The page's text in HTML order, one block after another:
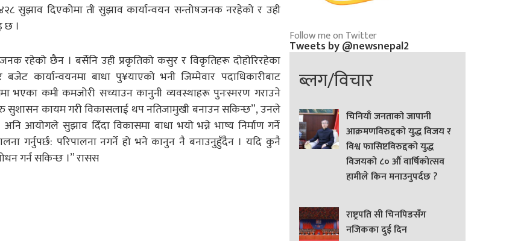
सुझाव दिएकोमा ती सुझाव कार्यान्वयन सन्तोषजनक नरहेको र उही
छ ।
रहेको छैन । बर्सेनि उही प्रकृतिको कसुर र विकृतिहरू दोहोरिरहेका
कार्यान्वयनमा बाधा पु¥याएको भनी जिम्मेवार पदाधिकारीबाट
भएका कमी कमजोरी सच्याउन कानुनी व्यवस्थाहरू पुनःस्मरण गराउने
सुशासन कायम गरी विकासलाई थप नतिजामुखी बनाउन सकिन्छ”, उनले
आयोगले सुझाव दिँदा विकासमा बाधा भयो भन्ने भाष्य निर्माण गर्ने
गर्नुपर्छ: परिपालना नगर्ने हो भने कानुन नै बनाउनुहुँदैन । यदि कुनै
गर्न सकिन्छ ।” रासस
Follow me on Twitter
Tweets by @newsnepal2
ब्लग/विचार
चिनियाँ जनताको जापानी
आक्रमणविरुद्दको युद्ध विजय र
विश्व फासिष्टविरुद्दको युद्ध
विजयको ८० औं वार्षिकोत्सव
हामीले किन मनाउनुपर्दछ ?
राष्ट्रपति सी चिनपिङसँग
नजिकका दुई दिन